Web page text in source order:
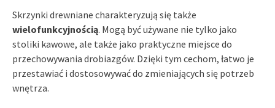
Skrzynki drewniane charakteryzują się także
wielofunkcyjnością. Mogą być używane nie tylko jako
stoliki kawowe, ale także jako praktyczne miejsce do
przechowywania drobiazgów. Dzięki tym cechom, łatwo je
przestawiać i dostosowywać do zmieniających się potrzeb
wnętrza.